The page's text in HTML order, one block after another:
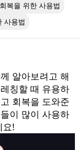
복을 위한 사용법
사용법
알아보려고 해
칭할 때 유용하
회복을 도와준
이 많이 사용하
요!